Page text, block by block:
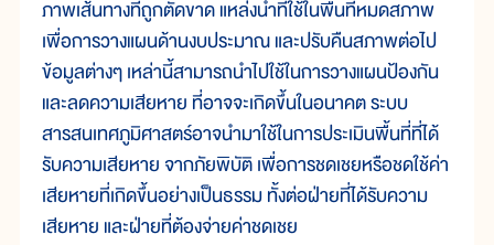
ภาพเส้นทางที่ถูกตัดขาด แหล่งน้ำที่ใช้ในพื้นที่หมดสภาพ
เพื่อการวางแผนด้านงบประมาณ และปรับคืนสภาพต่อไป
ข้อมูลต่างๆ เหล่านี้สามารถนำไปใช้ในการวางแผนป้องกัน
และลดความเสียหาย ที่อาจจะเกิดขึ้นในอนาคต ระบบ
สารสนเทศภูมิศาสตร์อาจนำมาใช้ในการประเมินพื้นที่ที่ได้
รับความเสียหาย จากภัยพิบัติ เพื่อการชดเชยหรือชดใช้ค่า
เสียหายที่เกิดขึ้นอย่างเป็นธรรม ทั้งต่อฝ่ายที่ได้รับความ
เสียหาย และฝ่ายที่ต้องจ่ายค่าชดเชย